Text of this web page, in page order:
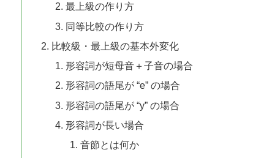
最上級の作り方
同等比較の作り方
比較級・最上級の基本外変化
形容詞が短母音＋子音の場合
形容詞の語尾が “e” の場合
形容詞の語尾が “y” の場合
形容詞が長い場合
音節とは何か